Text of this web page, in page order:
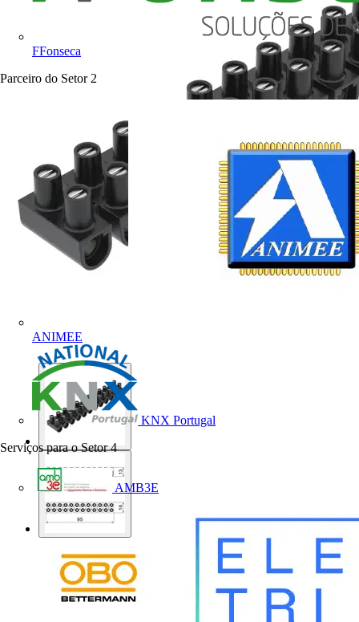
FFonseca
Parceiro do Setor 2
ANIMEE
KNX Portugal
Serviços para o Setor 4
AMB3E